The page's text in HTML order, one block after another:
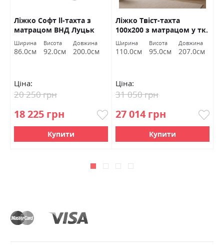
Ліжко Софт ll-тахта з
матрацом ВНД Луцьк
Ширина
86.0см
Висота
92.0см
Довжина
200.0см
Ціна:
18 225 грн
20 250 грн
Купити
Ліжко Твіст-тахта
100х200 з матрацом у тк.
Зеніт 128 ВНД Луцьк
Акція
Ширина
110.0см
Висота
95.0см
Довжина
207.0см
Ціна:
27 014 грн
31 050 грн
Купити